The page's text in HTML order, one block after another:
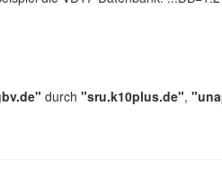
durch "sru.k10plus.de",